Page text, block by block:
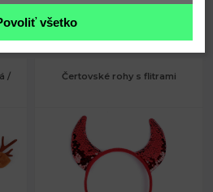
/
Čertovské rohy s flitrami
všetko